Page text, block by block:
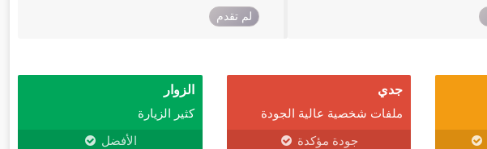
لم تقدم
جدي
ملفات شخصية عالية الجودة
جودة مؤكدة
الزوار
كثير الزيارة
الأفضل